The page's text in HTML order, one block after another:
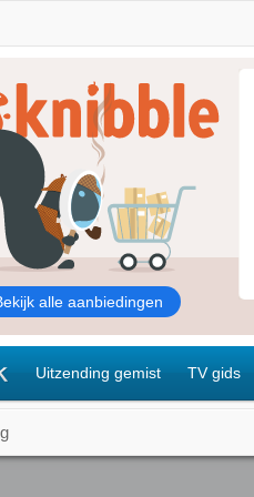
Uitzending gemist TV gids